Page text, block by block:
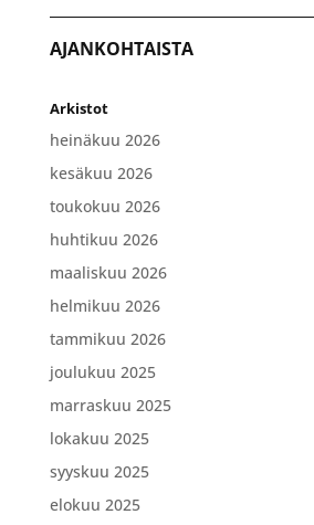
AJANKOHTAISTA
Arkistot
heinäkuu 2026
kesäkuu 2026
toukokuu 2026
huhtikuu 2026
maaliskuu 2026
helmikuu 2026
tammikuu 2026
joulukuu 2025
marraskuu 2025
lokakuu 2025
syyskuu 2025
elokuu 2025